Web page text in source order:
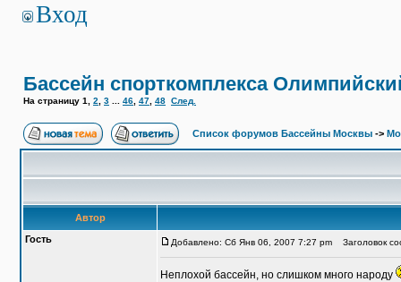
Вход
Бассейн спорткомплекса
На страницу 1 2 3 46 47 48 След.
Список форумов Бассейны Москвы ->
Автор
Гость
Добавлено: Сб Янв 06, 2007 7:27 pm Заголовок
Неплохой бассейн, но слишком много народу